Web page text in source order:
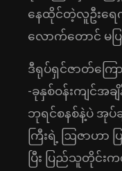
နေထိုင်တဲ့လူဦးရေ
လောက်တောင် မပ
ဒီရုပ်ရှင်ဇာတ်ကြ
-ခုနှစ်ဝန်းကျင်အ
ဘုရင်စနစ်နဲ့ပဲ အုပ်
ကြီးရဲ့ ဩဇာဟာ
ပြီး ပြည်သူတိုင်